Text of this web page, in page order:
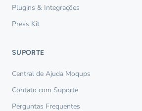
Plugins & Integrações
Press Kit
SUPORTE
Central de Ajuda Moqups
Contato com Suporte
Perguntas Frequentes